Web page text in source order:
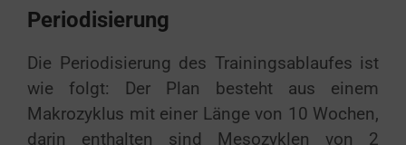
Periodisierung
Die Periodisierung des Trainingsablaufes ist
wie folgt: Der Plan besteht aus einem
Makrozyklus mit einer Länge von 10 Wochen,
darin enthalten sind Mesozyklen von 2